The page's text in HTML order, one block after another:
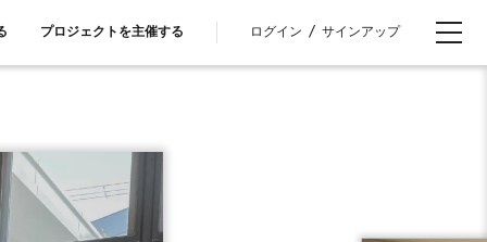
プロジェクトを主催する ログイン / サインアップ